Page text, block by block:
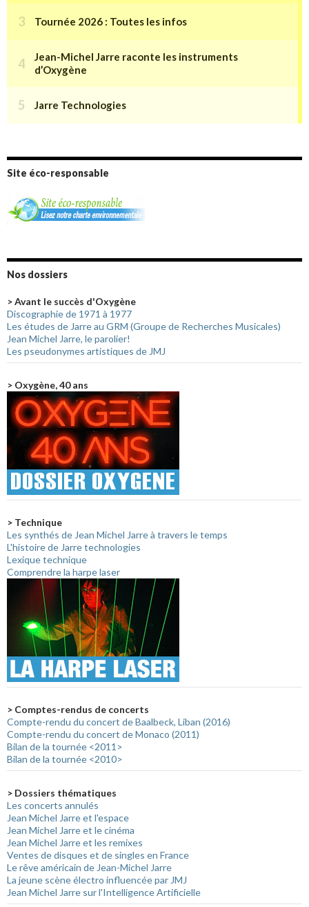
Site éco-responsable
Nos dossiers
> Avant le succès d'Oxygène
Discographie de 1971 à 1977
Les études de Jarre au GRM (Groupe de Recherches Musicales)
Jean Michel Jarre, le parolier!
Les pseudonymes artistiques de JMJ
> Oxygène, 40 ans
> Technique
Les synthés de Jean Michel Jarre à travers le temps
L'histoire de Jarre technologies
Lexique technique
Comprendre la harpe laser
> Comptes-rendus de concerts
Compte-rendu du concert de Baalbeck, Liban (2016)
Compte-rendu du concert de Monaco (2011)
Bilan de la tournée <2011>
Bilan de la tournée <2010>
> Dossiers thématiques
Les concerts annulés
Jean Michel Jarre et l'espace
Jean Michel Jarre et le cinéma
Jean Michel Jarre et les remixes
Ventes de disques et de singles en France
Le rêve américain de Jean-Michel Jarre
La jeune scène électro influencée par JMJ
Jean Michel Jarre sur l'Intelligence Artificielle